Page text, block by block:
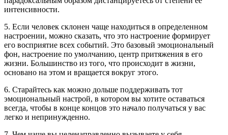
интенсивности.
5. Если человек склонен чаще находиться в определенном
настроении, можно сказать, что это настроение формирует
его восприятие всех событий. Это базовый эмоциональный
фон, настроение по умолчанию, центр притяжения в его
жизни. Большинство из того, что происходит в жизни,
основано на этом и вращается вокруг этого.
6. Старайтесь как можно дольше поддерживать тот
эмоциональный настрой, в котором вы хотите оставаться
всегда, чтобы в конце концов это начало получаться у вас
легко и непринужденно.